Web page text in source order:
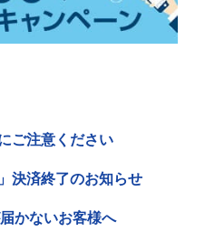
ご注意ください
決済終了のお知らせ
かないお客様へ